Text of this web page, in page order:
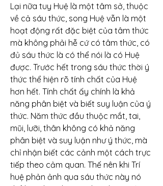
Lại nữa tuy Huệ là một tâm sở, thuộc
về cả sáu thức, song Huệ vẫn là một
hoạt động rất đặc biệt của tâm thức
mà không phải hễ cứ có tâm thức, có
đủ sáu thức là có thể nói là có Huệ
được. Trước hết trong sáu thức thời ý
thức thể hiện rõ tính chất của Huệ
hơn hết. Tính chất ấy chính là khả
năng phân biệt và biết suy luận của ý
thức. Năm thức đầu thuộc mắt, tai,
mũi, lưỡi, thân không có khả năng
phân biệt và suy luận như ý thức, mà
chỉ nhận biết các cảnh một cách trực
tiếp theo cảm quan. Thế nên khi Trí
huệ phản ảnh qua sáu thức này nó